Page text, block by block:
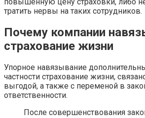
тратить нервы на таких сотрудников.
Почему компании
страхование жизни
Упорное навязывание
частности страхование жизни,
выгодой, а также с переменой в
ответственности.
После совершенствования